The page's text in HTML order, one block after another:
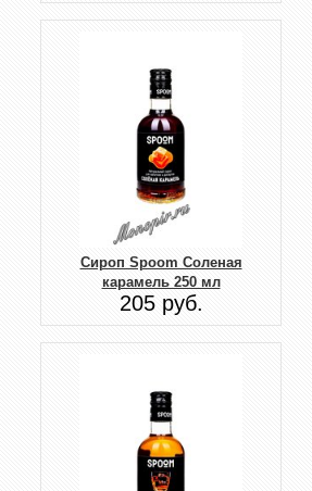
Сироп Spoom Соленая
карамель 250 мл
205 руб.